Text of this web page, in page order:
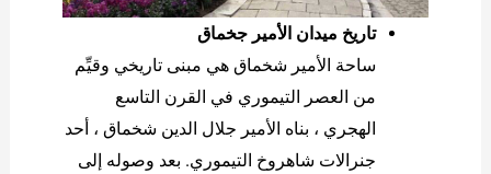
تاريخ ميدان الأمير جخماق
ساحة الأمير شخماق هي مبنى تاريخي وقيِّم
من العصر التيموري في القرن التاسع
الهجري ، بناه الأمير جلال الدين شخماق ، أحد
جنرالات شاهروخ التيموري. بعد وصوله إلى